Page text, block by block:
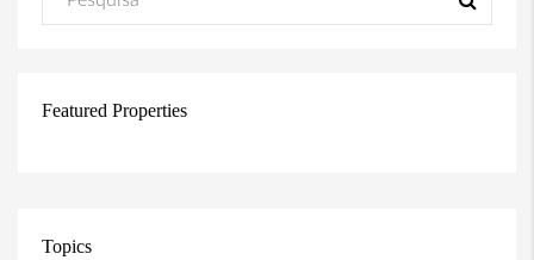
Featured Properties
Topics